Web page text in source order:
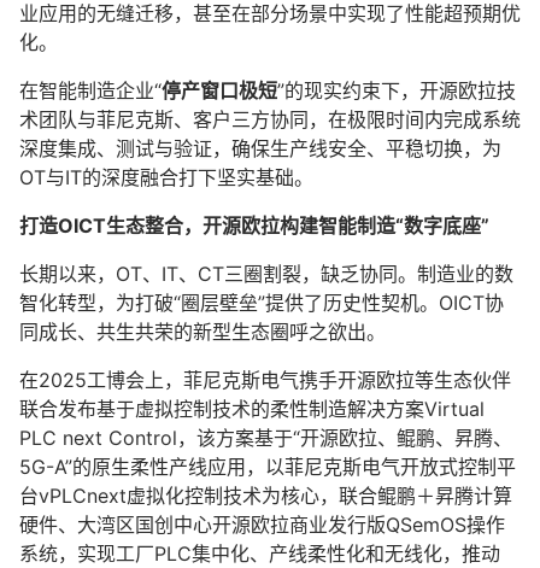
业应用的无缝迁移，甚至在部分场景中实现了性能超预期优
化。
在智能制造企业“停产窗口极短”的现实约束下，开源欧拉技
术团队与菲尼克斯、客户三方协同，在极限时间内完成系统
深度集成、测试与验证，确保生产线安全、平稳切换，为
OT与IT的深度融合打下坚实基础。
打造OICT生态整合，开源欧拉构建智能制造“数字底座”
长期以来，OT、IT、CT三圈割裂，缺乏协同。制造业的数
智化转型，为打破“圈层壁垒”提供了历史性契机。OICT协
同成长、共生共荣的新型生态圈呼之欲出。
在2025工博会上，菲尼克斯电气携手开源欧拉等生态伙伴
联合发布基于虚拟控制技术的柔性制造解决方案Virtual
PLC next Control，该方案基于“开源欧拉、鲲鹏、昇腾、
5G-A”的原生柔性产线应用，以菲尼克斯电气开放式控制平
台vPLCnext虚拟化控制技术为核心，联合鲲鹏＋昇腾计算
硬件、大湾区国创中心开源欧拉商业发行版QSemOS操作
系统，实现工厂PLC集中化、产线柔性化和无线化，推动